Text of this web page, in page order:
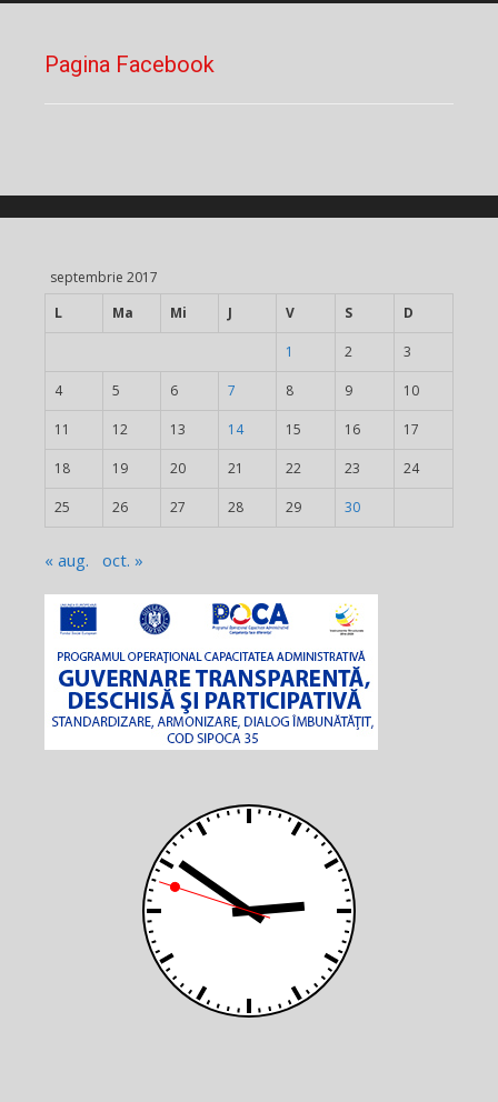
Pagina Facebook
septembrie 2017
L
Ma Mi J V S D
1 2 3
4 5 6 7 8 9 10
11 12 13 14 15 16 17
18 19 20 21 22 23 24
25 26 27 28 29 30
« aug. oct. »